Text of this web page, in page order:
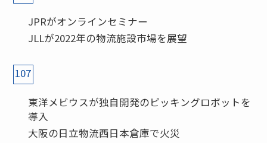
JPRがオンラインセミナー
JLLが2022年の物流施設市場を展望
107
東洋メビウスが独自開発のピッキングロボットを
導入
大阪の日立物流西日本倉庫で火災